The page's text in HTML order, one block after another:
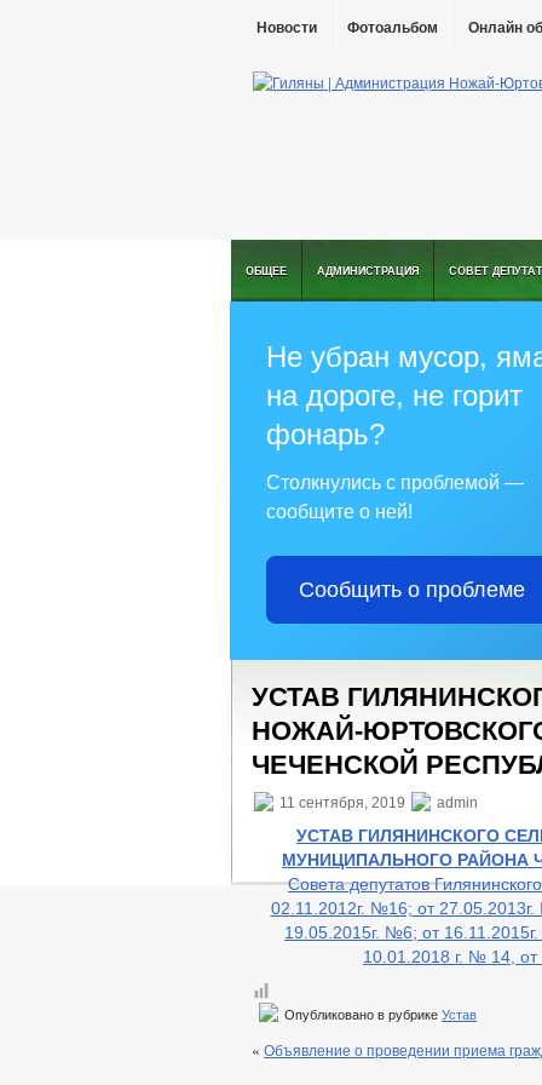
Новости Фотоальбом Онлайн
ОБЩЕЕ АДМИНИСТРАЦИЯ СОВЕТ
Не убран мусор,
на дороге, не горит
фонарь?
Столкнулись с проблемой —
сообщите о ней!
Сообщить о проблеме
УСТАВ
НОЖАЙ-
ЧЕЧЕНСКОЙ
11 сентября, 2019 admin
УСТАВ ГИЛЯНИНСКОГО
МУНИЦИПАЛЬНОГО РАЙОНА
Совета депутатов
02.11.2012г. №16; от
19.05.2015г. №6; от
10.01.2018 г. № 14,
Опубликовано в рубрике Устав
« Объявление о проведении приема